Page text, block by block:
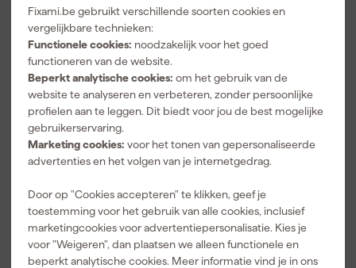
Fixami.be gebruikt verschillende soorten cookies en
vergelijkbare technieken:
Functionele cookies: noodzakelijk voor het goed
functioneren van de website.
Beperkt analytische cookies: om het gebruik van de
website te analyseren en verbeteren, zonder persoonlijke
profielen aan te leggen. Dit biedt voor jou de best mogelijke
gebruikerservaring.
Marketing cookies: voor het tonen van gepersonaliseerde
advertenties en het volgen van je internetgedrag.
Door op "Cookies accepteren" te klikken, geef je
toestemming voor het gebruik van alle cookies, inclusief
marketingcookies voor advertentiepersonalisatie. Kies je
voor "Weigeren", dan plaatsen we alleen functionele en
beperkt analytische cookies. Meer informatie vind je in ons
Cut Precision BIM
zaagblad (1st) - SL - 50 x
35mm (205)
Morgen bezorgd
59
incl. BTW
Vergelijk
Multitool punt snijmes -
Morgen bezorgd
99
incl. BTW
Vergelijk